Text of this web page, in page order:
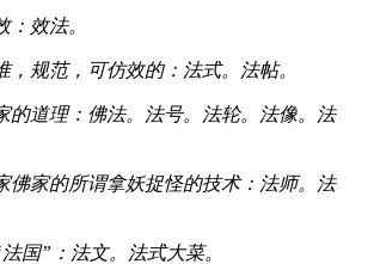
：效法。
，规范，可仿效的：法式。法帖。
的道理：佛法。法号。法轮。法像。法
佛家的所谓拿妖捉怪的技术：法师。法
法国”：法文。法式大菜。